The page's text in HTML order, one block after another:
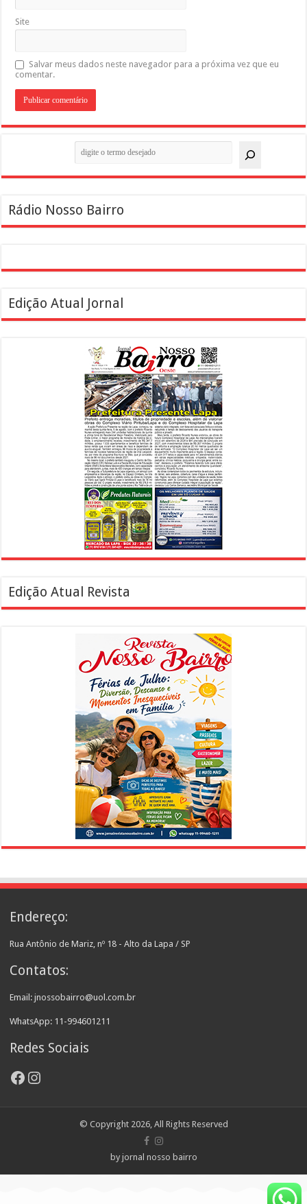
Site
Salvar meus dados neste navegador para a próxima vez que eu
comentar.
Rádio Nosso Bairro
Edição Atual Jornal
Edição Atual Revista
Endereço:
Rua Antônio de Mariz, nº 18 - Alto da Lapa / SP
Contatos:
Email: jnossobairro@uol.com.br
WhatsApp: 11-994601211
Redes Sociais
Facebook
Instagram
© Copyright 2026, All Rights Reserved
by jornal nosso bairro